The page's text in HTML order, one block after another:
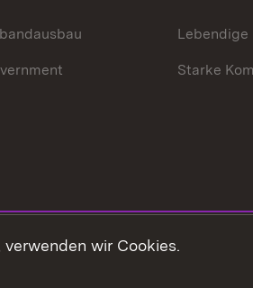
Lebendige
Starke
wir Cookies.